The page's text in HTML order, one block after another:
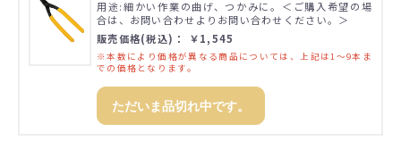
用途:細かい作業の曲げ、つかみに。＜ご購入希望の場
合は、お問い合わせよりお問い合わせください。＞
販売価格(税込)： ￥1,545
※本数により価格が異なる商品については、上記は1～9本ま
での価格となります。
ただいま品切れ中です。